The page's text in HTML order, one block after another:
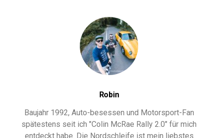
Robin
Baujahr 1992, Auto-besessen und Motorsport-Fan
spätestens seit ich "Colin McRae Rally 2.0" für mich
entdeckt habe. Die Nordschleife ist mein liebstes